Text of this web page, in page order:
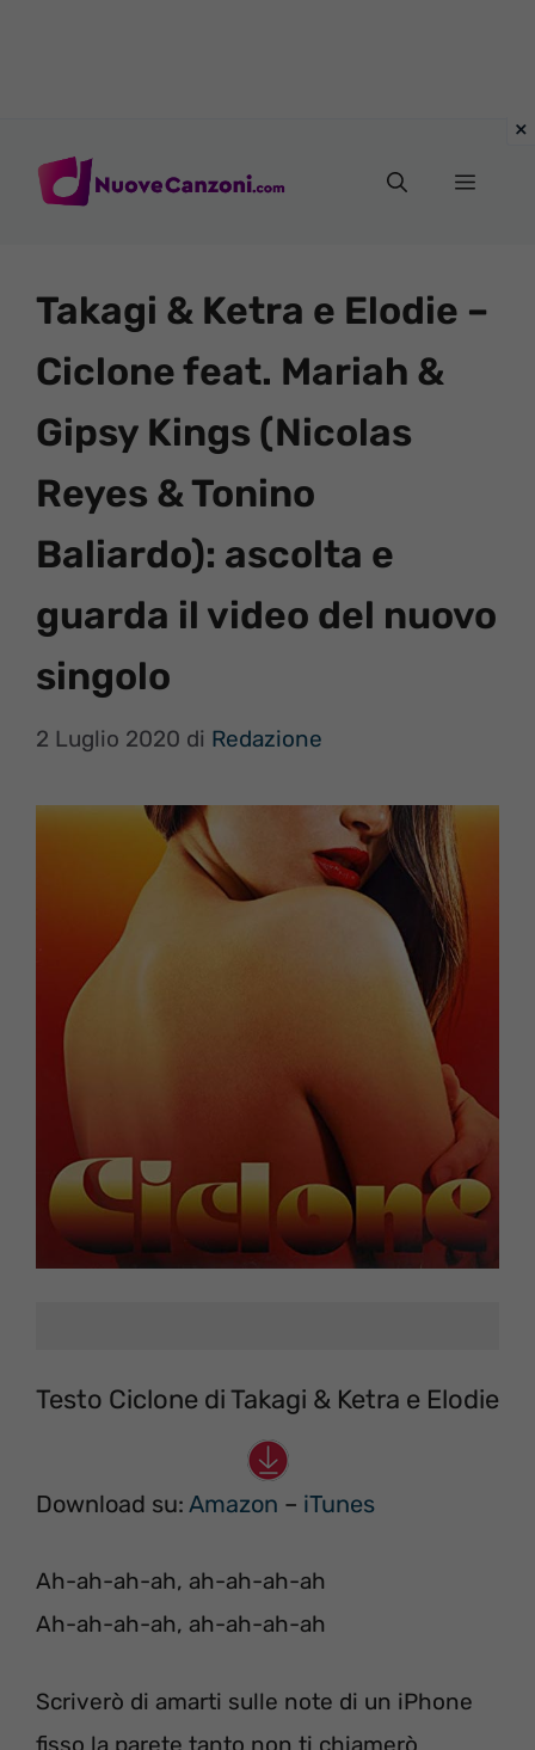
Menu
Takagi & Ketra e Elodie –
Ciclone feat. Mariah &
Gipsy Kings (Nicolas
Reyes & Tonino
Baliardo): ascolta e
guarda il video del nuovo
singolo
2 Luglio 2020 di Redazione
Testo Ciclone di Takagi & Ketra e Elodie
Download su: Amazon – iTunes
Ah-ah-ah-ah, ah-ah-ah-ah
Ah-ah-ah-ah, ah-ah-ah-ah
Scriverò di amarti sulle note di un iPhone
fisso la parete tanto non ti chiamerò